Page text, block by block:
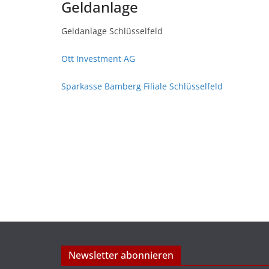
Geldanlage
Geldanlage Schlüsselfeld
Ott Investment AG
Sparkasse Bamberg Filiale Schlüsselfeld
Newsletter abonnieren